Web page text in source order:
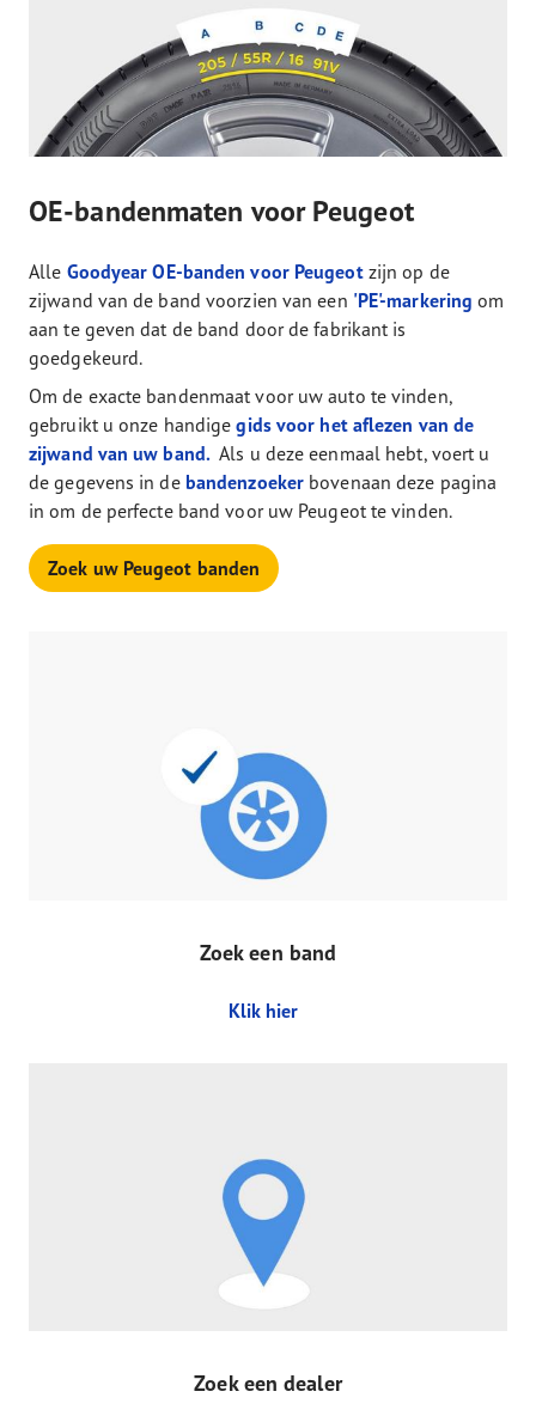
OE-bandenmaten voor Peugeot
Alle Goodyear OE-banden voor Peugeotzijn op de
zijwand van de band voorzien van een 'PE'-markering om
aan te geven dat de band door de fabrikant is
goedgekeurd.
Om de exacte bandenmaat voor uw auto te vinden,
gebruikt u onze handigegids voor het aflezen van de
zijwand van uw band. Als u deze eenmaal hebt, voert u
de gegevens in de bandenzoeker bovenaan deze pagina
in om de perfecte band voor uw Peugeot te vinden.
Zoek uw Peugeot banden
Zoek een band
Klik hier
Zoek een dealer